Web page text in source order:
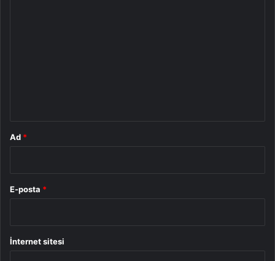
Ad *
E-posta *
İnternet sitesi